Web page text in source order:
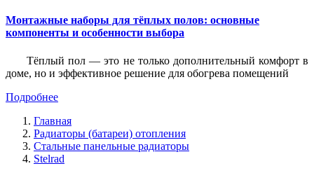
Монтажные наборы для тёплых полов: основные
компоненты и особенности выбора
Тёплый пол — это не только дополнительный комфорт в
доме, но и эффективное решение для обогрева помещений
Подробнее
Главная
Радиаторы (батареи) отопления
Стальные панельные радиаторы
Stelrad